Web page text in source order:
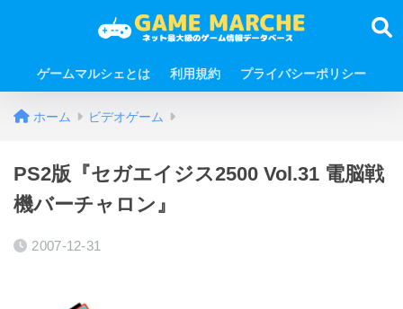
ゲームマルシェとは 利用規約 プライバシーポリシー
ホーム ビデオゲーム
PS2版『セガエイジス2500 Vol.31 電脳戦
機バーチャロン』
2007-12-31